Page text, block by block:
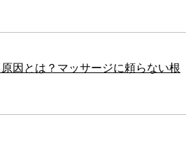
因とは？マッサージに頼らない根